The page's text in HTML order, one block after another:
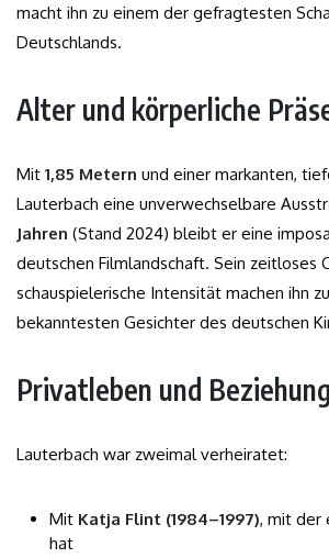
macht ihn zu einem der gefragtesten
Deutschlands.
Alter und körperliche
Mit 1,85 Metern und einer markanten,
Lauterbach eine unverwechselbare
Jahren (Stand 2024) bleibt er eine
deutschen Filmlandschaft. Sein zeitloses
schauspielerische Intensität machen ihn
bekanntesten Gesichter des deutschen
Privatleben und
Lauterbach war zweimal verheiratet:
Mit Katja Flint (1984–1997), mit der
hat